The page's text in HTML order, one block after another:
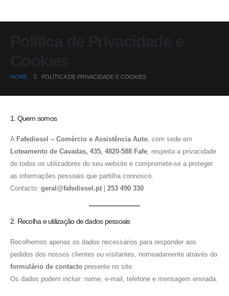
HOME POLÍTICA DE PRIVACIDADE E COOKIES
1. Quem somos
A Fafediesel – Comércio e Assistência Auto, com sede em
Loteamento de Cavadas, 435, 4820-588 Fafe, respeita a privacidade
de todos os utilizadores do seu website e compromete-se a proteger
as informações pessoais que partilha connosco.
Contacto: geral@fafediesel.pt 253 490 330
2. Recolha e utilização de dados pessoais
Recolhemos apenas os dados necessários para responder aos
pedidos dos nossos clientes ou visitantes, nomeadamente através do
formulário de contacto presente no site.
Os dados podem incluir: nome, e-mail, telefone e mensagem enviada.